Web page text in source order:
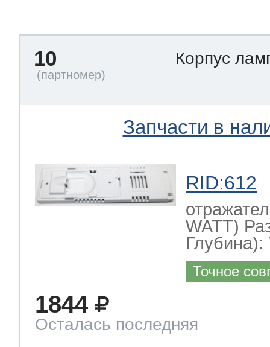
холод.камер
10 Корпус
Запчасти в
RID:612
WATT)
Глубина):
Точное
1844
Осталась последняя